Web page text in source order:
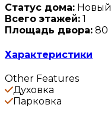
Статус дома: Новый
Всего этажей: 1
Площадь двора: 80
Характеристики
Other Features
Духовка
Парковка